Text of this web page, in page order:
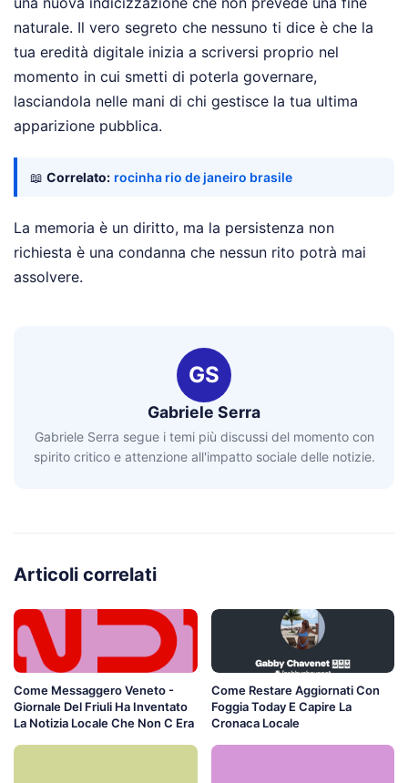
naturale. Il vero segreto che nessuno ti dice è che la
tua eredità digitale inizia a scriversi proprio nel
momento in cui smetti di poterla governare,
lasciandola nelle mani di chi gestisce la tua ultima
apparizione pubblica.
📖 Correlato: rocinha rio de janeiro brasile
La memoria è un diritto, ma la persistenza non
richiesta è una condanna che nessun rito potrà mai
assolvere.
GS
Gabriele Serra
Gabriele Serra segue i temi più discussi del momento con
spirito critico e attenzione all'impatto sociale delle notizie.
Articoli correlati
Come Messaggero Veneto -
Giornale Del Friuli Ha Inventato
La Notizia Locale Che Non C Era
Come Restare Aggiornati Con
Foggia Today E Capire La
Cronaca Locale